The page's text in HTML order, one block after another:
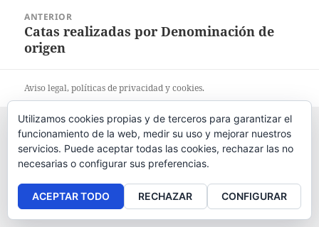
entradas
ANTERIOR
Entrada
anterior:
Catas realizadas por Denominación de
origen
Aviso legal, políticas deprivacidadycookies.
Utilizamos cookies propias y de terceros para garantizar el
funcionamiento de la web, medir su uso y mejorar nuestros
servicios. Puede aceptar todas las cookies, rechazar las no
necesarias o configurar sus preferencias.
ACEPTAR TODO RECHAZAR CONFIGURAR